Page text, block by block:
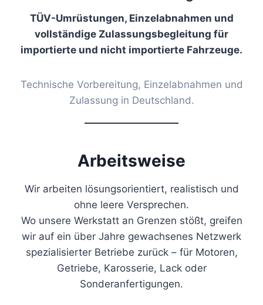
TÜV-Umrüstungen, Einzelabnahmen und
vollständige Zulassungsbegleitung für
importierte und nicht importierte Fahrzeuge.
Technische Vorbereitung, Einzelabnahmen und
Zulassung in Deutschland.
Arbeitsweise
Wir arbeiten lösungsorientiert, realistisch und
ohne leere Versprechen.
Wo unsere Werkstatt an Grenzen stößt, greifen
wir auf ein über Jahre gewachsenes Netzwerk
spezialisierter Betriebe zurück – für Motoren,
Getriebe, Karosserie, Lack oder
Sonderanfertigungen.